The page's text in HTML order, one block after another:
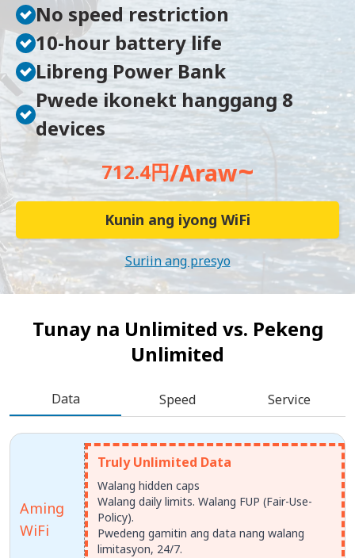
No speed restriction
10-hour battery life
Libreng Power Bank
Pwede ikonekt hanggang 8
devices
712.4円/Araw~
Kunin ang iyong WiFi
Suriin ang presyo
Tunay na Unlimited vs. Pekeng
Unlimited
Data Speed Service
Aming
WiFi
Truly Unlimited Data
Walang hidden caps
Walang daily limits. Walang FUP (Fair-Use-
Policy).
Pwedeng gamitin ang data nang walang
limitasyon, 24/7.